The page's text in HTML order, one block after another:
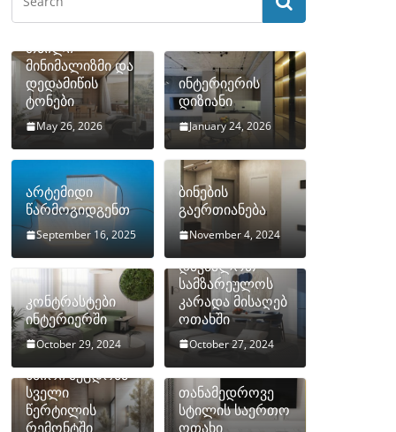
თბილი
მინიმალიზმი და
დედამიწის
ტონები
May 26, 2026
ინტერიერის
დიზიანი
January 24, 2026
არტემიდი
წარმოგიდგენთ
September 16, 2025
ბინების
გაერთიანება
November 4, 2024
კონტრასტები
ინტერიერში
October 29, 2024
როგორ
დავმალოთ
სამზარეულოს
კარადა მისაღებ
ოთახში
October 27, 2024
ხშირი შეცდომა
სველი
წერტილის
რემონტში
თანამედროვე
სტილის საერთო
ოთახი